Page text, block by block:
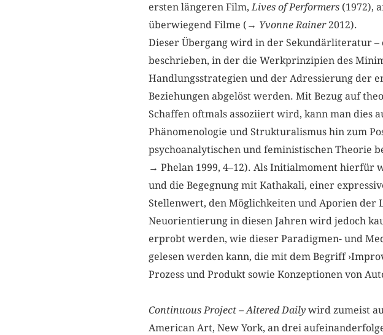
ersten längeren Film,Lives of Performers(1972),
überwiegend Filme (→ Yvonne Rainer2012).
Dieser Übergang wird in der Sekundärliteratur
beschrieben, in der die Werkprinzipien des
Handlungsstrategien und der Adressierung der
Beziehungen abgelöst werden. Mit Bezug auf
Schaffen oftmals assoziiert wird, kann man dies
Phänomenologie und Strukturalismus hin zum
psychoanalytischen und feministischen Theorie
→ Phelan 1999, 4–12). Als Initialmoment
und die Begegnung mit Kathakali, einer
Stellenwert, den Möglichkeiten und Aporien
Neuorientierung in diesen Jahren wird jedoch
erprobt werden, wie dieser Paradigmen- und
gelesen werden kann, die mit dem Begriff
Prozess und Produkt sowie Konzeptionen von
Continuous Project – Altered Dailywird zumeist
American Art, New York, an drei